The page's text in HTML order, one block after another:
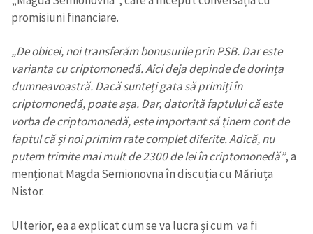
promisiuni financiare.
„De obicei, noi transferăm bonusurile prin PSB. Dar este
varianta cu criptomonedă. Aici deja depinde de dorința
dumneavoastră. Dacă sunteți gata să primiți în
criptomonedă, poate așa. Dar, datorită faptului că este
vorba de criptomonedă, este important să ținem cont de
faptul că și noi primim rate complet diferite. Adică, nu
putem trimite mai mult de 2300 de lei în criptomonedă”, a
menționat Magda Semionovna în discuția cu Măriuța
Nistor.
Ulterior, ea a explicat cum se va lucra și cum va fi